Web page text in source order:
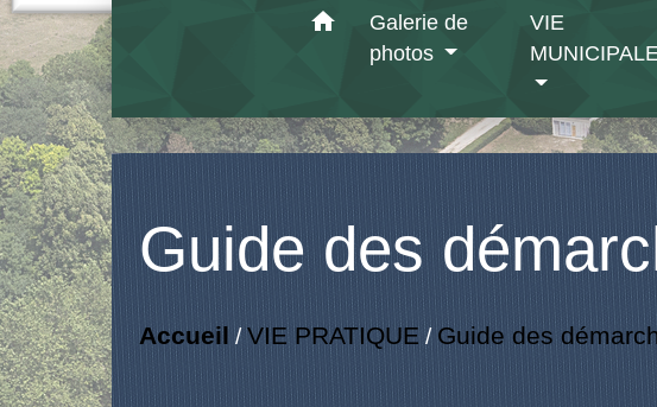
home
Galerie de
photos
VIE
Guide des
Accueil /VIE PRATIQUE/ Guide des